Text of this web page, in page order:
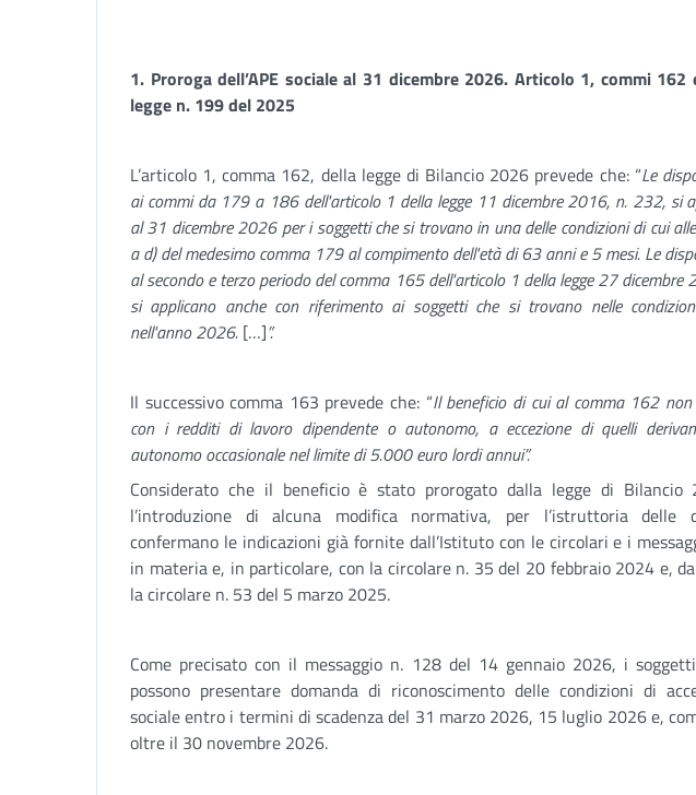
1. Proroga dell’APE sociale al 31 dicembre 2026. Articolo 1, commi 162
legge n. 199 del 2025
L’articolo 1, comma 162, della legge di Bilancio 2026 prevede che: “Le
ai commi da 179 a 186 dell'articolo 1 della legge 11 dicembre 2016, n. 232, si
al 31 dicembre 2026 per i soggetti che si trovano in una delle condizioni di cui
a d) del medesimo comma 179 al compimento dell'età di 63 anni e 5 mesi. Le
al secondo e terzo periodo del comma 165 dell'articolo 1 della legge 27 dicembre
si applicano anche con riferimento ai soggetti che si trovano nelle
nell'anno 2026. […]”.
Il successivo comma 163 prevede che: “Il beneficio di cui al comma 162 non
con i redditi di lavoro dipendente o autonomo, a eccezione di quelli
autonomo occasionale nel limite di 5.000 euro lordi annui”.
Considerato che il beneficio è stato prorogato dalla legge di Bilancio
l’introduzione di alcuna modifica normativa, per l’istruttoria delle
confermano le indicazioni già fornite dall’Istituto con le circolari e i
in materia e, in particolare, con la circolare n. 35 del 20 febbraio 2024 e,
la circolare n. 53 del 5 marzo 2025.
Come precisato con il messaggio n. 128 del 14 gennaio 2026, i
possono presentare domanda di riconoscimento delle condizioni di
socialeentro i termini di scadenza del 31 marzo 2026, 15 luglio 2026 e,
oltre il 30 novembre 2026.